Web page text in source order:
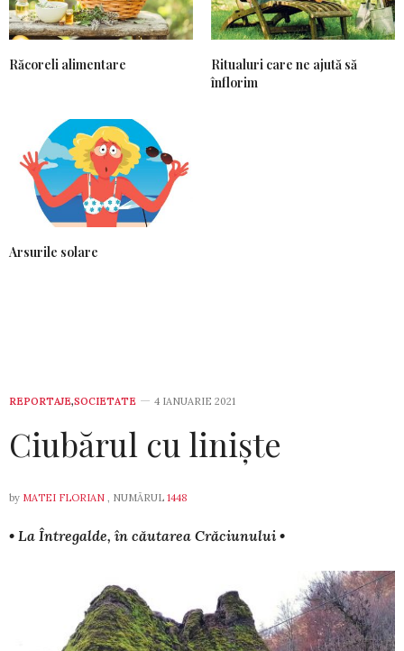
Răcoreli alimentare
Ritualuri care ne ajută să
înflorim
Arsurile solare
REPORTAJE,SOCIETATE 4 IANUARIE 2021
Ciubărul cu liniște
by MATEI FLORIAN , NUMĂRUL 1448
• La Întregalde, în căutarea Crăciunului •